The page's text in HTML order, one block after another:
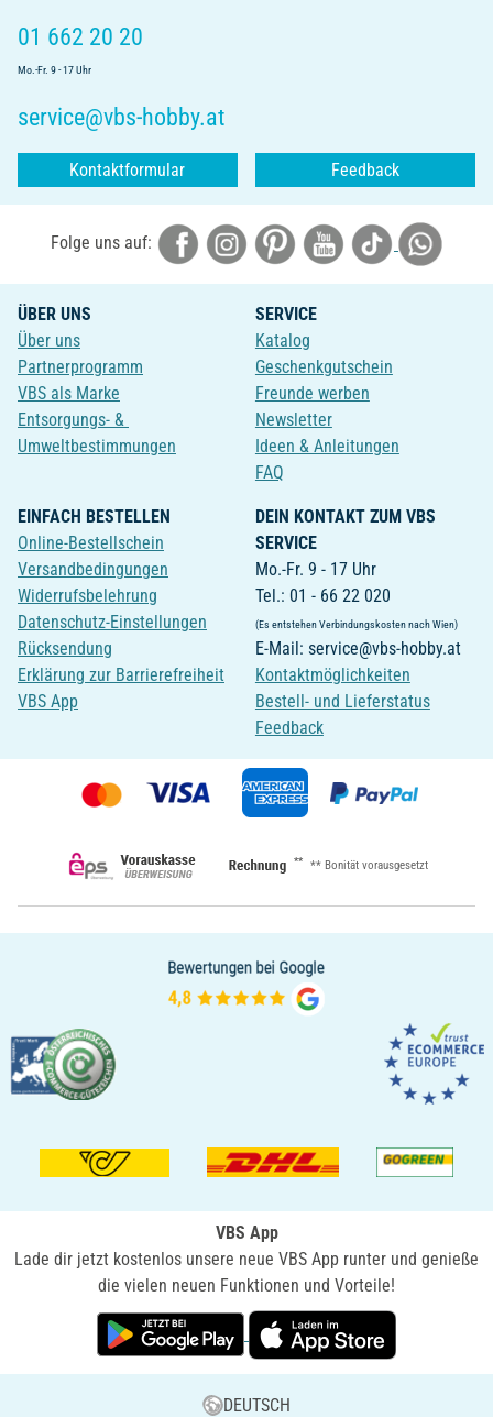
01 662 20 20
Mo.-Fr. 9 - 17 Uhr
service@vbs-hobby.at
Kontaktformular Feedback
Folge uns auf:
ÜBER UNS
Über uns
Partnerprogramm
VBS als Marke
Entsorgungs- &
Umweltbestimmungen
SERVICE
Katalog
Geschenkgutschein
Freunde werben
Newsletter
Ideen & Anleitungen
FAQ
EINFACH BESTELLEN
Online-Bestellschein
Versandbedingungen
Widerrufsbelehrung
Datenschutz-Einstellungen
Rücksendung
Erklärung zur Barrierefreiheit
VBS App
DEIN KONTAKT ZUM VBS
SERVICE
Mo.-Fr. 9 - 17 Uhr
Tel.: 01 - 66 22 020
(Es entstehen Verbindungskosten nach Wien)
E-Mail: service@vbs-hobby.at
Kontaktmöglichkeiten
Bestell- und Lieferstatus
Feedback
** ** Bonität vorausgesetzt
VBS App
Lade dir jetzt kostenlos unsere neue VBS App runter und genieße
die vielen neuen Funktionen und Vorteile!
DEUTSCH